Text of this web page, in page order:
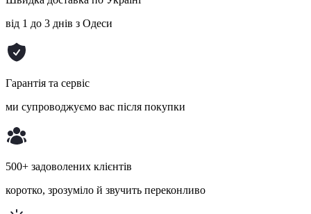
від 1 до 3 днів з Одеси
Гарантія та сервіс
ми супроводжуємо вас після покупки
500+ задоволених клієнтів
коротко, зрозуміло й звучить переконливо